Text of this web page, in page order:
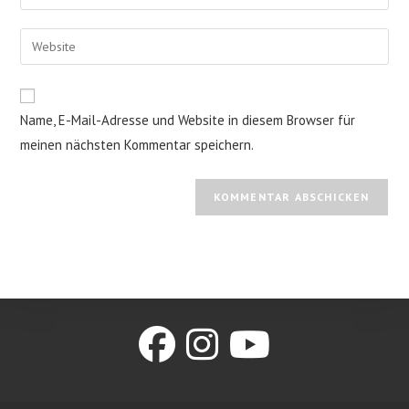
zum
Kommentieren
ein
deine
E-
Mail-
Kommentieren
ein
Gib
deine
URL
ein
(optional)
Name, E-Mail-Adresse und Website in diesem Browser für
meinen nächsten Kommentar speichern.